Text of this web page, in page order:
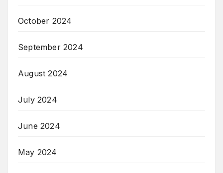
October 2024
September 2024
August 2024
July 2024
June 2024
May 2024